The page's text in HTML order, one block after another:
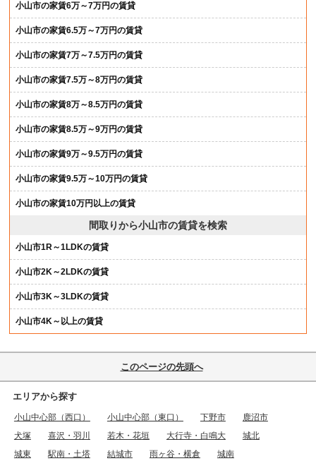
小山市の家賃6万～7万円の賃貸
小山市の家賃6.5万～7万円の賃貸
小山市の家賃7万～7.5万円の賃貸
小山市の家賃7.5万～8万円の賃貸
小山市の家賃8万～8.5万円の賃貸
小山市の家賃8.5万～9万円の賃貸
小山市の家賃9万～9.5万円の賃貸
小山市の家賃9.5万～10万円の賃貸
小山市の家賃10万円以上の賃貸
間取りから小山市の賃貸を検索
小山市1R～1LDKの賃貸
小山市2K～2LDKの賃貸
小山市3K～3LDKの賃貸
小山市4K～以上の賃貸
このページの先頭へ
エリアから探す
小山中心部（西口） 小山中心部（東口） 下野市
鹿沼市
犬塚
喜沢・羽川 若木・花垣 大行寺・白鳴大
城北
城東
駅南・土塔 結城市 雨ヶ谷・横倉
城南